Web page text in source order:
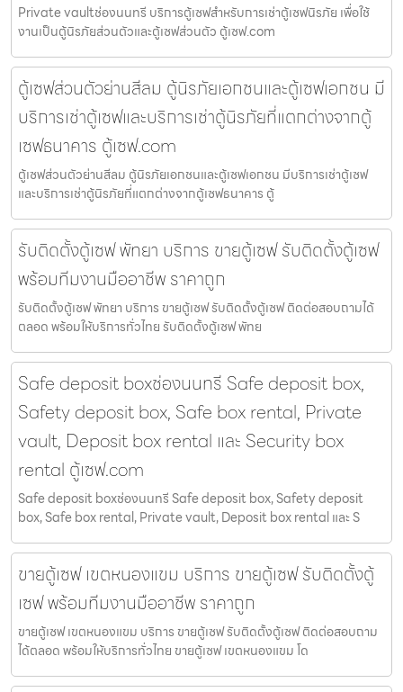
Private vaultช่องนนทรี บริการตู้เซฟสำหรับการเช่าตู้เซฟนิรภัย เพื่อใช้
งานเป็นตู้นิรภัยส่วนตัวและตู้เซฟส่วนตัว ตู้เซฟ.com
ตู้เซฟส่วนตัวย่านสีลม ตู้นิรภัยเอกชนและตู้เซฟเอกชน มี
บริการเช่าตู้เซฟและบริการเช่าตู้นิรภัยที่แตกต่างจากตู้
เซฟธนาคาร ตู้เซฟ.com
ตู้เซฟส่วนตัวย่านสีลม ตู้นิรภัยเอกชนและตู้เซฟเอกชน มีบริการเช่าตู้เซฟ
และบริการเช่าตู้นิรภัยที่แตกต่างจากตู้เซฟธนาคาร ตู้
รับติดตั้งตู้เซฟ พัทยา บริการ ขายตู้เซฟ รับติดตั้งตู้เซฟ
พร้อมทีมงานมืออาชีพ ราคาถูก
รับติดตั้งตู้เซฟ พัทยา บริการ ขายตู้เซฟ รับติดตั้งตู้เซฟ ติดต่อสอบถามได้
ตลอด พร้อมให้บริการทั่วไทย รับติดตั้งตู้เซฟ พัทย
Safe deposit boxช่องนนทรี Safe deposit box,
Safety deposit box, Safe box rental, Private
vault, Deposit box rental และ Security box
rental ตู้เซฟ.com
Safe deposit boxช่องนนทรี Safe deposit box, Safety deposit
box, Safe box rental, Private vault, Deposit box rental และ S
ขายตู้เซฟ เขตหนองแขม บริการ ขายตู้เซฟ รับติดตั้งตู้
เซฟ พร้อมทีมงานมืออาชีพ ราคาถูก
ขายตู้เซฟ เขตหนองแขม บริการ ขายตู้เซฟ รับติดตั้งตู้เซฟ ติดต่อสอบถาม
ได้ตลอด พร้อมให้บริการทั่วไทย ขายตู้เซฟ เขตหนองแขม โด